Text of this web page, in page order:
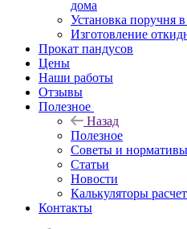
дома
Установка поручня
Изготовление
Прокат пандусов
Цены
Наши работы
Отзывы
Полезное
Назад
Полезное
Советы и нормативы
Статьи
Новости
Калькуляторы
Контакты